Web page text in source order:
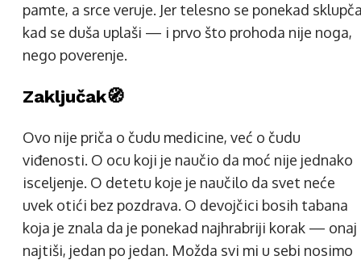
pamte, a srce veruje. Jer telesno se ponekad
kad se duša uplaši — i prvo što prohoda nije noga,
nego poverenje.
Zaključak🧭
Ovo nije priča o čudu medicine, već o čudu
viđenosti. O ocu koji je naučio da moć nije jednako
isceljenje. O detetu koje je naučilo da svet neće
uvek otići bez pozdrava. O devojčici bosih tabana
koja je znala da je ponekad najhrabriji korak — onaj
najtiši, jedan po jedan. Možda svi mi u sebi nosimo